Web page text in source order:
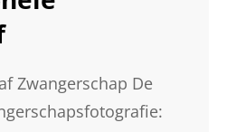
Zwangerschap De